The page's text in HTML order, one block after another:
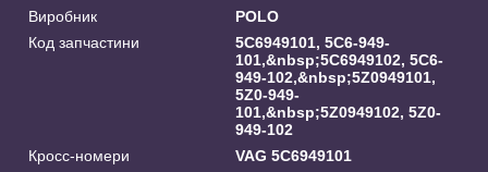
Виробник
POLO
Код запчастини
5C6949101, 5C6-949-
101,&nbsp;5C6949102, 5C6-
949-102,&nbsp;5Z0949101,
5Z0-949-
101,&nbsp;5Z0949102, 5Z0-
949-102
Кросс-номери
VAG 5C6949101